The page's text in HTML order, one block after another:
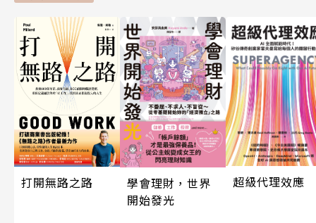
打開無路之路
學會理財，世界
開始發光
超級代理效應